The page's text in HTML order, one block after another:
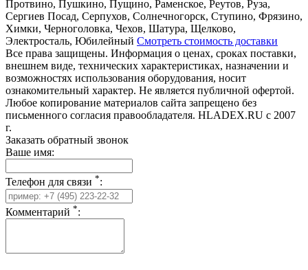
Протвино, Пушкино, Пущино, Раменское, Реутов, Руза,
Сергиев Посад, Серпухов, Солнечногорск, Ступино, Фрязино,
Химки, Черноголовка, Чехов, Шатура, Щелково,
Электросталь, Юбилейный Смотреть стоимость доставки
Все права защищены. Информация о ценах, сроках поставки,
внешнем виде, технических характеристиках, назначении и
возможностях использования оборудования, носит
ознакомительный характер. Не является публичной офертой.
Любое копирование материалов сайта запрещено без
письменного согласия правообладателя. HLADEX.RU c 2007
г.
Заказать обратный звонок
Ваше имя:
Телефон для связи *:
Комментарий *: